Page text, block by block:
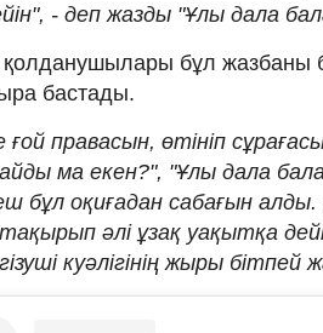
- деп жазды "Ұлы дала
бұл жазбаны
бастады.
ғой правасын, өтініп
ма екен?", "Ұлы дала
бұл оқиғадан сабағын алды.
әлі ұзақ уақытқа
куәлігінің жыры бітпей